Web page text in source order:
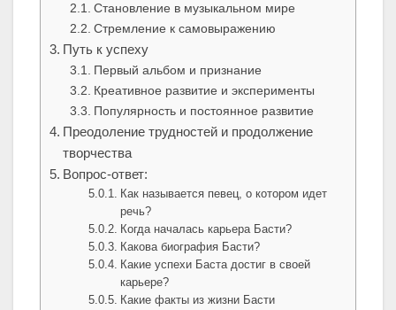
Становление в музыкальном мире
Стремление к самовыражению
Путь к успеху
Первый альбом и признание
Креативное развитие и эксперименты
Популярность и постоянное развитие
Преодоление трудностей и продолжение
творчества
Вопрос-ответ:
Как называется певец, о котором идет
речь?
Когда началась карьера Басти?
Какова биография Басти?
Какие успехи Баста достиг в своей
карьере?
Какие факты из жизни Басти